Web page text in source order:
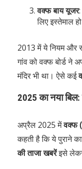
वक्फ बाय यूजर
लिए इस्तेमाल
2013 में ये नियम और
गांव को वक्फ बोर्ड ने
मंदिर भी था। ऐसे कई
2025 का नया
अप्रैल 2025 मेंवक्फ
कहती है कि ये पुराने
की ताजा खबरेंइसे लेकर